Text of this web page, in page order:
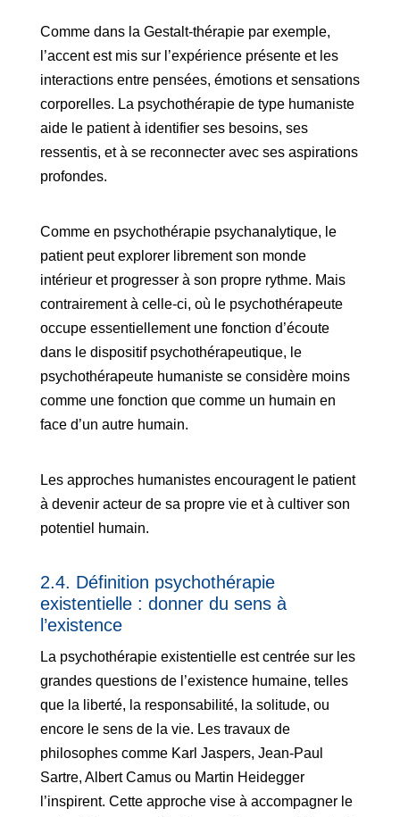
Comme dans la Gestalt-thérapie par exemple,
l’accent est mis sur l’expérience présente et les
interactions entre pensées, émotions et sensations
corporelles. La psychothérapie de type humaniste
aide le patient à identifier ses besoins, ses
ressentis, et à se reconnecter avec ses aspirations
profondes.
Comme en psychothérapie psychanalytique, le
patient peut explorer librement son monde
intérieur et progresser à son propre rythme. Mais
contrairement à celle-ci, où le psychothérapeute
occupe essentiellement une fonction d’écoute
dans le dispositif psychothérapeutique, le
psychothérapeute humaniste se considère moins
comme une fonction que comme un humain en
face d’un autre humain.
Les approches humanistes encouragent le patient
à devenir acteur de sa propre vie et à cultiver son
potentiel humain.
2.4. Définition psychothérapie
existentielle : donner du sens à
l’existence
La psychothérapie existentielle est centrée sur les
grandes questions de l’existence humaine, telles
que la liberté, la responsabilité, la solitude, ou
encore le sens de la vie. Les travaux de
philosophes comme Karl Jaspers, Jean-Paul
Sartre, Albert Camus ou Martin Heidegger
l’inspirent. Cette approche vise à accompagner le